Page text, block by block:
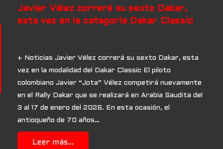
Javier Vélez correrá su sexto Dakar,
esta vez en la categoría Dakar Classic
+ Noticias Javier Vélez correrá su sexto Dakar, esta
vez en la modalidad del Dakar Classic El piloto
colombiano Javier “Jota” Vélez competirá nuevamente
en el Rally Dakar que se realizará en Arabia Saudita del
3 al 17 de enero del 2026. En esta ocasión, el
antioqueño de 70 años…
Leer más...